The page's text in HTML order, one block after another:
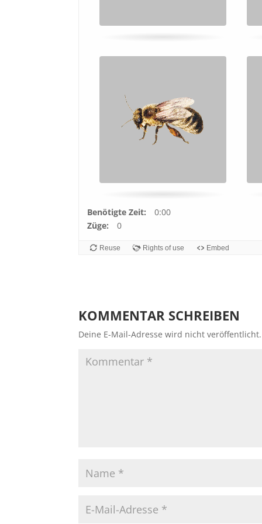
Benötigte Zeit: 0:00
Züge: 0
Reuse Rights of use Embed
KOMMENTAR SCHREIBEN
Deine E-Mail-Adresse wird nicht veröffentlicht.